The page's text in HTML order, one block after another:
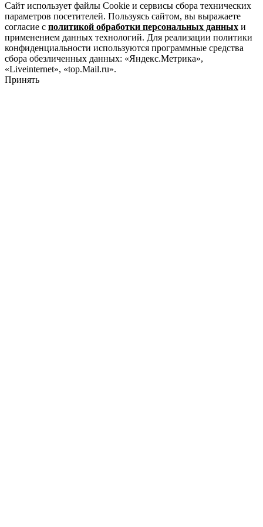
Сайт использует файлы Cookie и сервисы сбора технических
параметров посетителей. Пользуясь сайтом, вы выражаете
согласие с политикой обработки персональных данных и
применением данных технологий. Для реализации политики
конфиденциальности используются программные средства
сбора обезличенных данных: «Яндекс.Метрика»,
«Liveinternet», «top.Mail.ru».
Принять